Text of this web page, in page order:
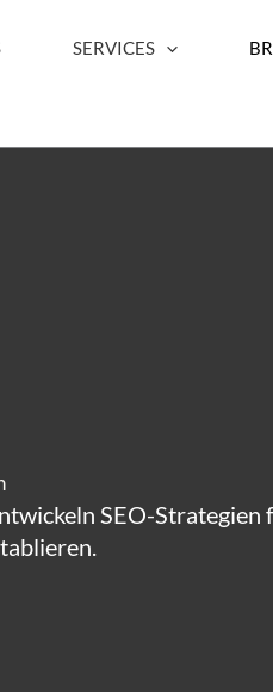
SERVICES
SEO-Strategien